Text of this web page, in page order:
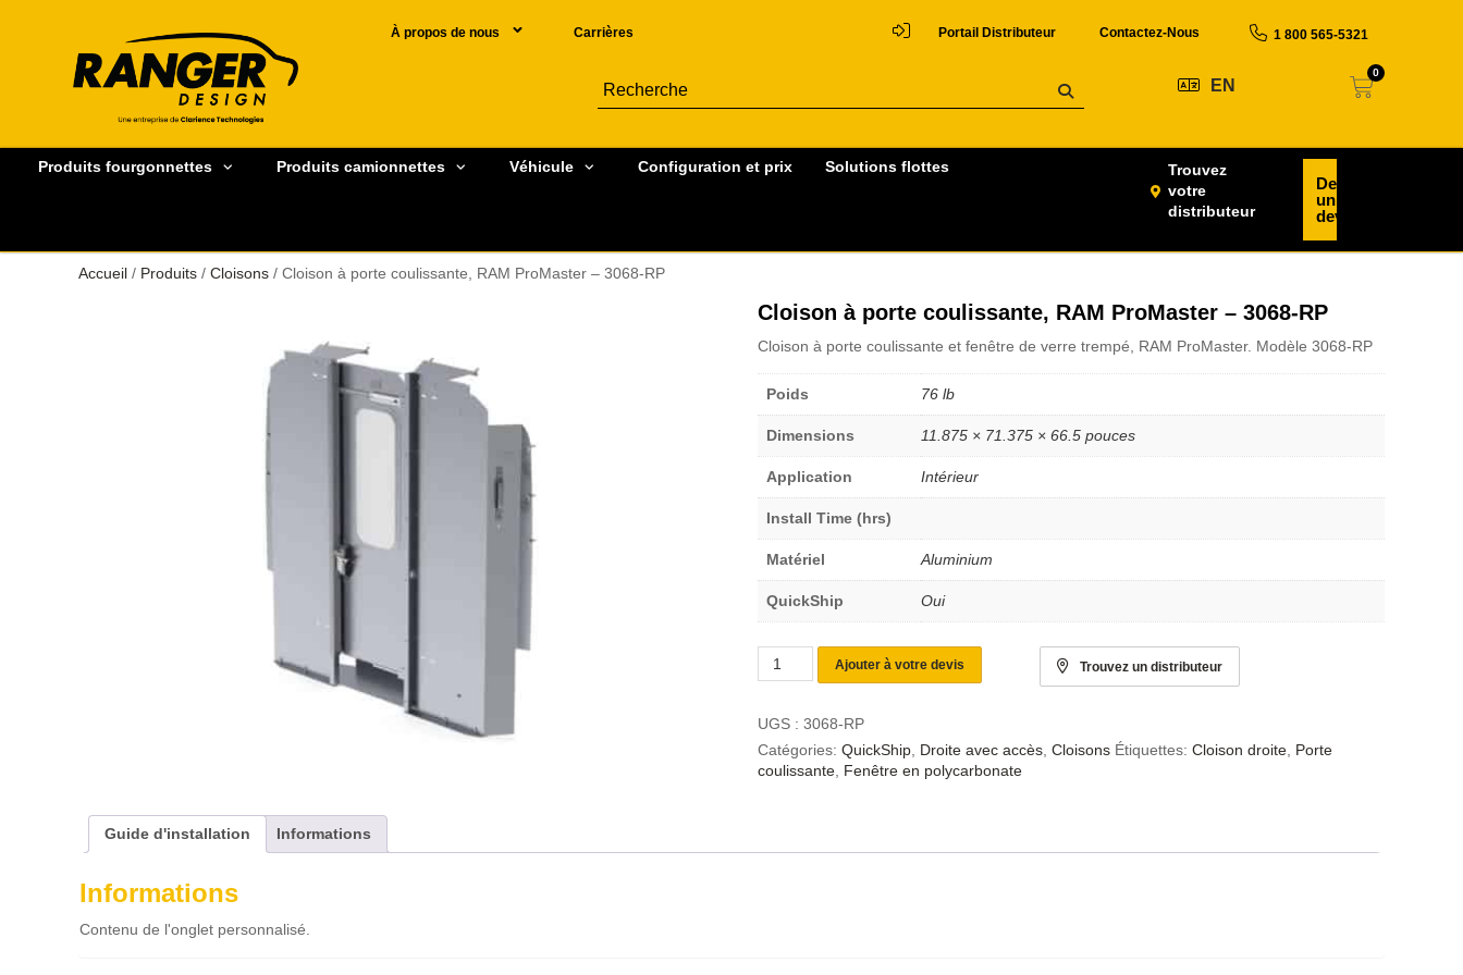
À propos de nous Carrières Portail Distributeur Contactez-Nous 1 800 565-5321
EN
0
Produits fourgonnettes Produits camionnettes Véhicule Configuration et prix Solutions flottes
Trouvez
votre
distributeur
Demander
un
devis
Accueil / Produits / Cloisons / Cloison à porte coulissante, RAM ProMaster – 3068-RP
Cloison à porte coulissante, RAM ProMaster – 3068-RP
Cloison à porte coulissante et fenêtre de verre trempé, RAM ProMaster. Modèle 3068-RP
Poids 76 lb
Dimensions 11.875 × 71.375 × 66.5 pouces
Application Intérieur
Install Time (hrs)
Matériel Aluminium
QuickShip Oui
Ajouter à votre devis Trouvez un distributeur
UGS : 3068-RP
Catégories: QuickShip Droite avec accès Cloisons Étiquettes: Cloison droite Porte
coulissante Fenêtre en polycarbonate
Guide d'installation Informations
Informations
Contenu de l'onglet personnalisé.